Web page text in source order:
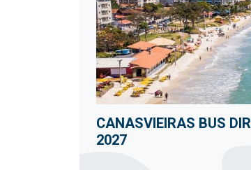
CANASVIEIRAS BUS
2027